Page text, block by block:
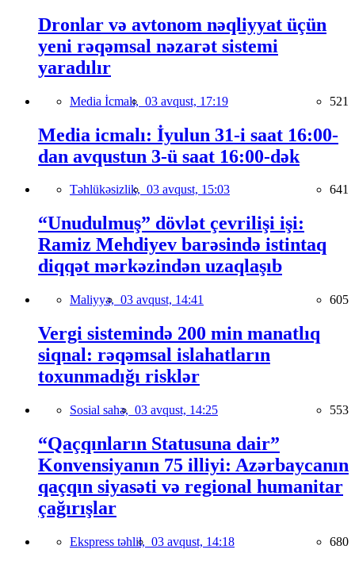
Dronlar və avtonom nəqliyyat üçün
yeni rəqəmsal nəzarət sistemi
yaradılır
Media İcmalı, 03 avqust, 17:19 521
Media icmalı: İyulun 31-i saat 16:00-
dan avqustun 3-ü saat 16:00-dək
Təhlükəsizlik, 03 avqust, 15:03 641
“Unudulmuş” dövlət çevrilişi işi:
Ramiz Mehdiyev barəsində istintaq
diqqət mərkəzindən uzaqlaşıb
Maliyyə, 03 avqust, 14:41 605
Vergi sistemində 200 min manatlıq
siqnal: rəqəmsal islahatların
toxunmadığı risklər
Sosial sahə, 03 avqust, 14:25 553
“Qaçqınların Statusuna dair”
Konvensiyanın 75 illiyi: Azərbaycanın
qaçqın siyasəti və regional humanitar
çağırışlar
Ekspress təhlil, 03 avqust, 14:18 680